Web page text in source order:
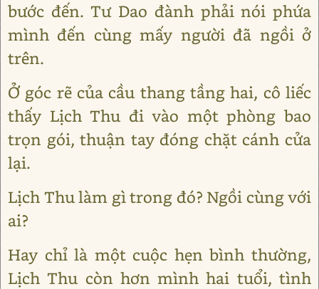
bước đến. Tư Dao đành phải nói phứa
mình đến cùng mấy người đã ngồi ở
trên.
Ở góc rẽ của cầu thang tầng hai, cô liếc
thấy Lịch Thu đi vào một phòng bao
trọn gói, thuận tay đóng chặt cánh cửa
lại.
Lịch Thu làm gì trong đó? Ngồi cùng với
ai?
Hay chỉ là một cuộc hẹn bình thường,
Lịch Thu còn hơn mình hai tuổi, tình